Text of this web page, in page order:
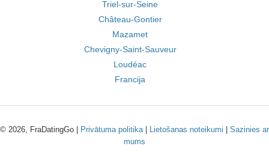
Triel-sur-Seine
Château-Gontier
Mazamet
Chevigny-Saint-Sauveur
Loudéac
Francija
© 2026, FraDatingGo | Privātuma politika| Lietošanas noteikumi
Sazinies ar
mums